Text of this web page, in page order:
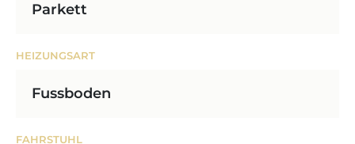
Parkett
HEIZUNGSART
Fussboden
FAHRSTUHL